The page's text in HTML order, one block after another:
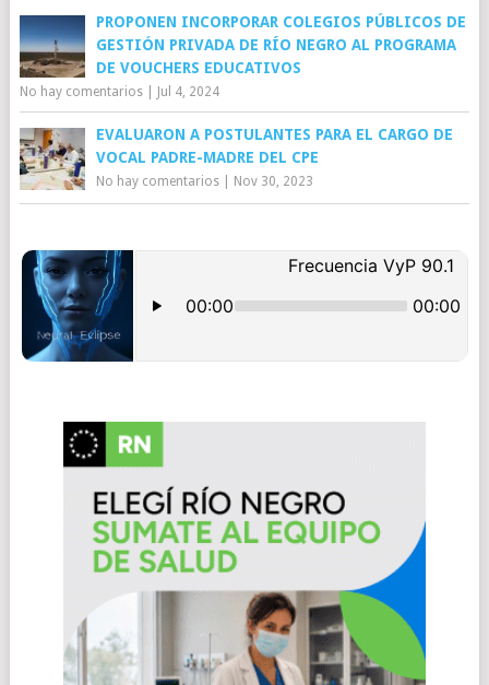
PROPONEN INCORPORAR COLEGIOS PÚBLICOS DE
GESTIÓN PRIVADA DE RÍO NEGRO AL PROGRAMA
DE VOUCHERS EDUCATIVOS
No hay comentarios| Jul 4, 2024
EVALUARON A POSTULANTES PARA EL CARGO DE
VOCAL PADRE-MADRE DEL CPE
No hay comentarios| Nov 30, 2023